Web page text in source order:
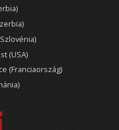
(USA)
(Franciaország)